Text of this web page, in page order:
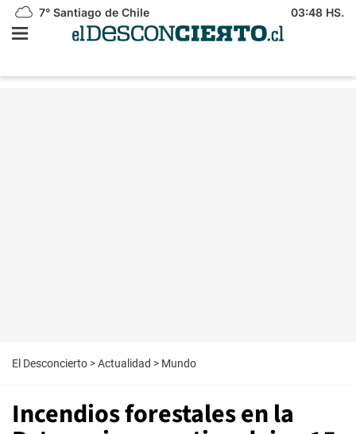
7° Santiago de Chile 03:48 HS.
El Desconcierto >Actualidad > Mundo
Incendios forestales en la